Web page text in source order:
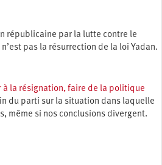
républicaine par la lutte contre le
pas la résurrection de la loi Yadan.
à la résignation, faire de la politique
du parti sur la situation dans laquelle
même si nos conclusions divergent.